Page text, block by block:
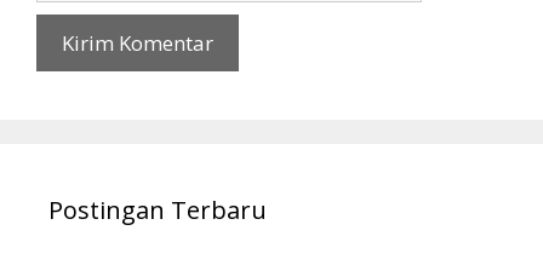
Postingan Terbaru